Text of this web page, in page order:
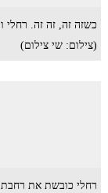
כשזה זה, זה זה. רחלי
(צילום: שי צילום)
רחלי כובשת את רחבת